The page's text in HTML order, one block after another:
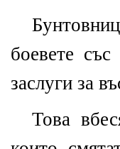
боевете
заслуги за
Това